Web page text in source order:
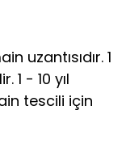
uzantısıdır. 1
1 - 10 yıl
tescili için